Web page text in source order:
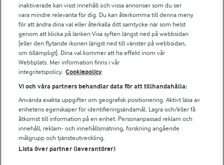
Arla webbshop
Bildbank
Följ oss
© 2026 Arla Foods
inaktiverade kan visst innehåll och vissa annonser som du ser
vara mindre relevanta för dig. Du kan återkomma till denna meny
för att ändra dina val eller återkalla ditt samtycke när som helst
genom att klicka på länken Visa syften längst ned på webbsidan
[eller den flytande ikonen längst ned till vänster på webbsidan,
om tillämpligt]. Dina val kommer att ha effekt inom vår
Webbplats. Mer information finns i vår
integritetspolicy. Cookiepolicy
Vi och våra partners behandlar data för att tillhandahålla:
Använda exakta uppgifter om geografisk positionering. Aktivt läsa av
enhetens egenskaper för identifieringsändamål. Lagra och/eller få
åtkomst till information på en enhet. Personanpassad reklam och
innehåll, reklam- och innehållsmätning, forskning angående
målgrupp och tjänsteutveckling.
Lista över partner (leverantörer)